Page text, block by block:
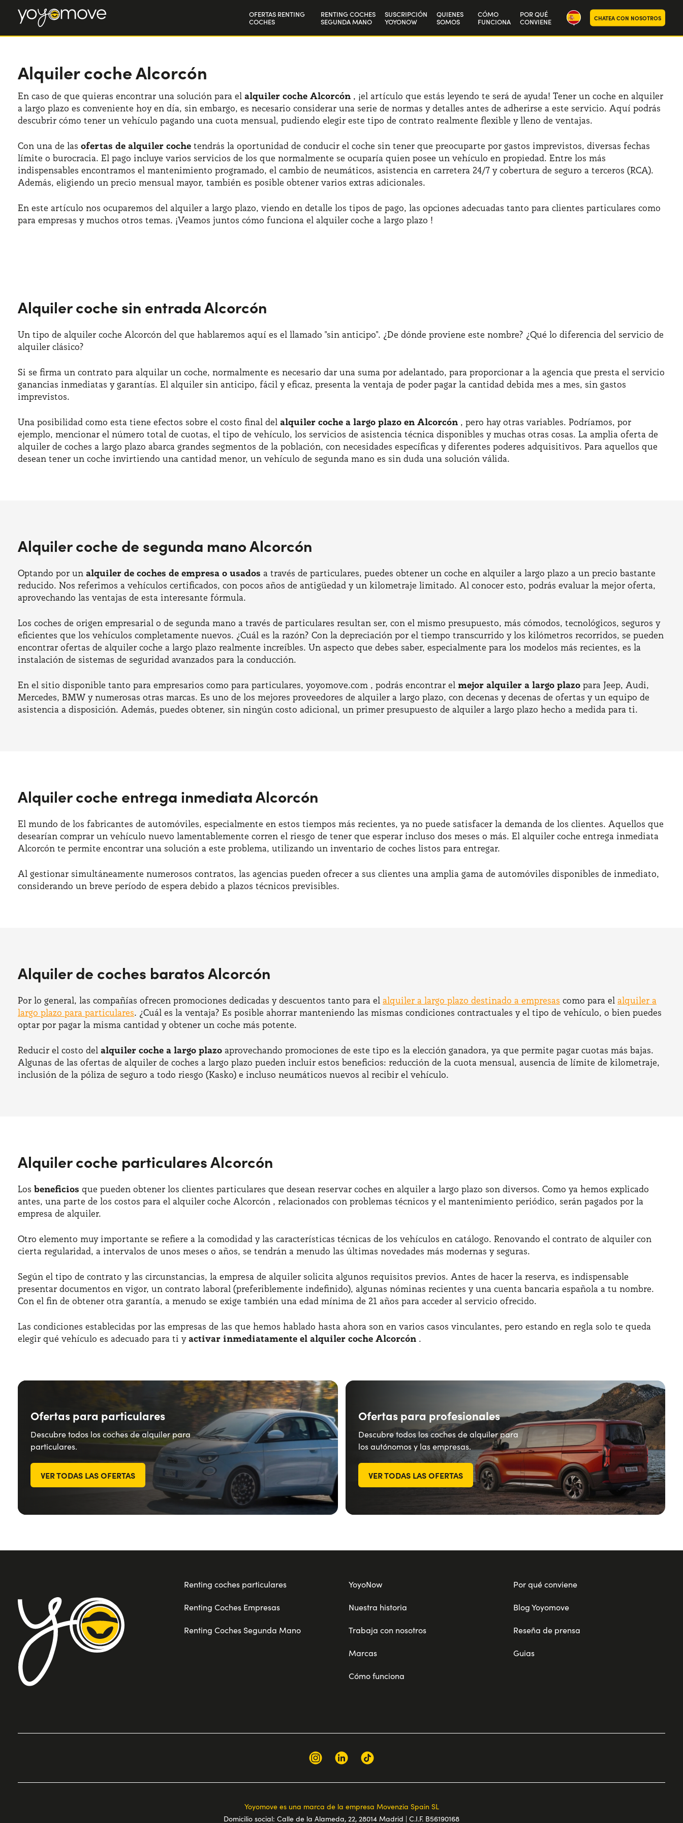
OFERTAS RENTING
COCHES
RENTING COCHES
SEGUNDA MANO
SUSCRIPCIÓN
YOYONOW
QUIENES
SOMOS
CÓMO
FUNCIONA
POR QUÉ
CONVIENE CHATEA CON NOSOTROS
Alquiler coche Alcorcón
En caso de que quieras encontrar una solución para el alquiler coche Alcorcón , ¡el artículo que estás leyendo te será de ayuda! Tener un coche en alquiler
a largo plazo es conveniente hoy en día, sin embargo, es necesario considerar una serie de normas y detalles antes de adherirse a este servicio. Aquí podrás
descubrir cómo tener un vehículo pagando una cuota mensual, pudiendo elegir este tipo de contrato realmente flexible y lleno de ventajas.
Con una de las ofertas de alquiler coche tendrás la oportunidad de conducir el coche sin tener que preocuparte por gastos imprevistos, diversas fechas
límite o burocracia. El pago incluye varios servicios de los que normalmente se ocuparía quien posee un vehículo en propiedad. Entre los más
indispensables encontramos el mantenimiento programado, el cambio de neumáticos, asistencia en carretera 24/7 y cobertura de seguro a terceros (RCA).
Además, eligiendo un precio mensual mayor, también es posible obtener varios extras adicionales.
En este artículo nos ocuparemos del alquiler a largo plazo, viendo en detalle los tipos de pago, las opciones adecuadas tanto para clientes particulares como
para empresas y muchos otros temas. ¡Veamos juntos cómo funciona el alquiler coche a largo plazo !
Alquiler coche sin entrada Alcorcón
Un tipo de alquiler coche Alcorcón del que hablaremos aquí es el llamado "sin anticipo". ¿De dónde proviene este nombre? ¿Qué lo diferencia del servicio de
alquiler clásico?
Si se firma un contrato para alquilar un coche, normalmente es necesario dar una suma por adelantado, para proporcionar a la agencia que presta el servicio
ganancias inmediatas y garantías. El alquiler sin anticipo, fácil y eficaz, presenta la ventaja de poder pagar la cantidad debida mes a mes, sin gastos
imprevistos.
Una posibilidad como esta tiene efectos sobre el costo final del alquiler coche a largo plazo en Alcorcón , pero hay otras variables. Podríamos, por
ejemplo, mencionar el número total de cuotas, el tipo de vehículo, los servicios de asistencia técnica disponibles y muchas otras cosas. La amplia oferta de
alquiler de coches a largo plazo abarca grandes segmentos de la población, con necesidades específicas y diferentes poderes adquisitivos. Para aquellos que
desean tener un coche invirtiendo una cantidad menor, un vehículo de segunda mano es sin duda una solución válida.
Alquiler coche de segunda mano Alcorcón
Optando por un alquiler de coches de empresa o usados a través de particulares, puedes obtener un coche en alquiler a largo plazo a un precio bastante
reducido. Nos referimos a vehículos certificados, con pocos años de antigüedad y un kilometraje limitado. Al conocer esto, podrás evaluar la mejor oferta,
aprovechando las ventajas de esta interesante fórmula.
Los coches de origen empresarial o de segunda mano a través de particulares resultan ser, con el mismo presupuesto, más cómodos, tecnológicos, seguros y
eficientes que los vehículos completamente nuevos. ¿Cuál es la razón? Con la depreciación por el tiempo transcurrido y los kilómetros recorridos, se pueden
encontrar ofertas de alquiler coche a largo plazo realmente increíbles. Un aspecto que debes saber, especialmente para los modelos más recientes, es la
instalación de sistemas de seguridad avanzados para la conducción.
En el sitio disponible tanto para empresarios como para particulares, yoyomove.com , podrás encontrar el mejor alquiler a largo plazo para Jeep, Audi,
Mercedes, BMW y numerosas otras marcas. Es uno de los mejores proveedores de alquiler a largo plazo, con decenas y decenas de ofertas y un equipo de
asistencia a disposición. Además, puedes obtener, sin ningún costo adicional, un primer presupuesto de alquiler a largo plazo hecho a medida para ti.
Alquiler coche entrega inmediata Alcorcón
El mundo de los fabricantes de automóviles, especialmente en estos tiempos más recientes, ya no puede satisfacer la demanda de los clientes. Aquellos que
desearían comprar un vehículo nuevo lamentablemente corren el riesgo de tener que esperar incluso dos meses o más. El alquiler coche entrega inmediata
Alcorcón te permite encontrar una solución a este problema, utilizando un inventario de coches listos para entregar.
Al gestionar simultáneamente numerosos contratos, las agencias pueden ofrecer a sus clientes una amplia gama de automóviles disponibles de inmediato,
considerando un breve período de espera debido a plazos técnicos previsibles.
Alquiler de coches baratos Alcorcón
Por lo general, las compañías ofrecen promociones dedicadas y descuentos tanto para el alquiler a largo plazo destinado a empresas como para el alquiler a
largo plazo para particulares. ¿Cuál es la ventaja? Es posible ahorrar manteniendo las mismas condiciones contractuales y el tipo de vehículo, o bien puedes
optar por pagar la misma cantidad y obtener un coche más potente.
Reducir el costo del alquiler coche a largo plazo aprovechando promociones de este tipo es la elección ganadora, ya que permite pagar cuotas más bajas.
Algunas de las ofertas de alquiler de coches a largo plazo pueden incluir estos beneficios: reducción de la cuota mensual, ausencia de límite de kilometraje,
inclusión de la póliza de seguro a todo riesgo (Kasko) e incluso neumáticos nuevos al recibir el vehículo.
Alquiler coche particulares Alcorcón
Los beneficios que pueden obtener los clientes particulares que desean reservar coches en alquiler a largo plazo son diversos. Como ya hemos explicado
antes, una parte de los costos para el alquiler coche Alcorcón , relacionados con problemas técnicos y el mantenimiento periódico, serán pagados por la
empresa de alquiler.
Otro elemento muy importante se refiere a la comodidad y las características técnicas de los vehículos en catálogo. Renovando el contrato de alquiler con
cierta regularidad, a intervalos de unos meses o años, se tendrán a menudo las últimas novedades más modernas y seguras.
Según el tipo de contrato y las circunstancias, la empresa de alquiler solicita algunos requisitos previos. Antes de hacer la reserva, es indispensable
presentar documentos en vigor, un contrato laboral (preferiblemente indefinido), algunas nóminas recientes y una cuenta bancaria española a tu nombre.
Con el fin de obtener otra garantía, a menudo se exige también una edad mínima de 21 años para acceder al servicio ofrecido.
Las condiciones establecidas por las empresas de las que hemos hablado hasta ahora son en varios casos vinculantes, pero estando en regla solo te queda
elegir qué vehículo es adecuado para ti yactivar inmediatamente el alquiler coche Alcorcón .
Ofertas para particulares
Descubre todos los coches de alquiler para
particulares.
VER TODAS LAS OFERTAS
Ofertas para profesionales
Descubre todos los coches de alquiler para
los autónomos y las empresas.
VER TODAS LAS OFERTAS
Renting coches particulares
Renting Coches Empresas
Renting Coches Segunda Mano
YoyoNow
Nuestra historia
Trabaja con nosotros
Marcas
Cómo funciona
Por qué conviene
Blog Yoyomove
Reseña de prensa
Guias
Yoyomove es una marca de la empresa Movenzia Spain SL
Domicilio social: Calle de la Alameda, 22, 28014 Madrid | C.I.F. B56190168